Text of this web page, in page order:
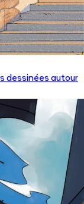
dessinées autour